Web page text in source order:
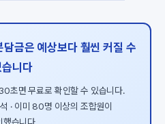
금은 예상보다 훨씬 커질 수
습니다
초면 무료로 확인할 수 있습니다.
· 이미 80명 이상의 조합원이